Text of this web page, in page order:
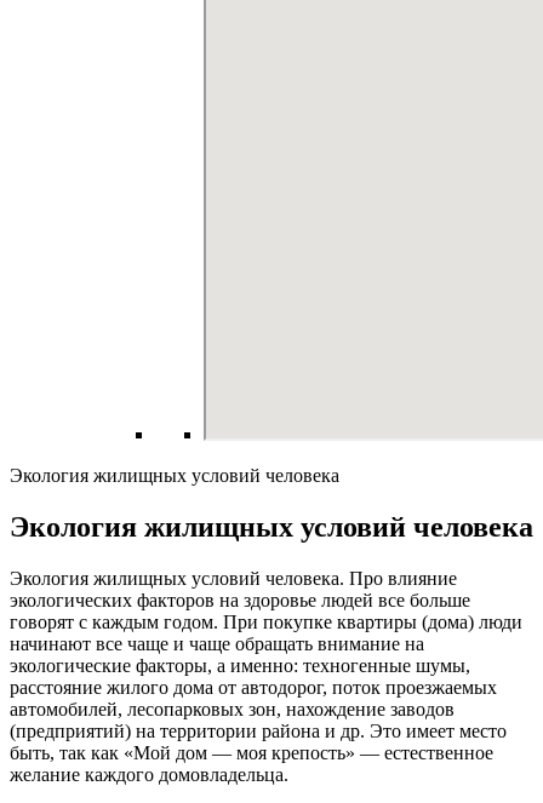
Экология жилищных условий человека
Экология жилищных условий человека
Экология жилищных условий человека. Про влияние
экологических факторов на здоровье людей все больше
говорят с каждым годом. При покупке квартиры (дома) люди
начинают все чаще и чаще обращать внимание на
экологические факторы, а именно: техногенные шумы,
расстояние жилого дома от автодорог, поток проезжаемых
автомобилей, лесопарковых зон, нахождение заводов
(предприятий) на территории района и др. Это имеет место
быть, так как «Мой дом — моя крепость» — естественное
желание каждого домовладельца.